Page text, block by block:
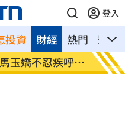
登入
投資 熱門 影音
財經
墊藏微糖少冰密
台鐵